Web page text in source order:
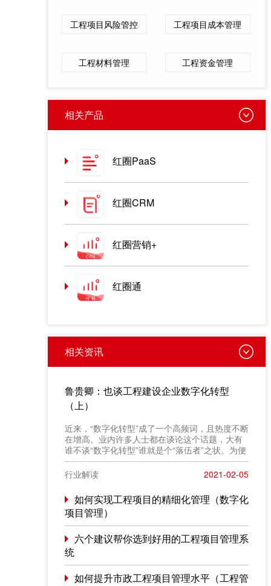
工程项目风险管控 工程项目成本管理
工程材料管理 工程资金管理
相关产品
红圈PaaS
红圈CRM
红圈营销+
红圈通
相关资讯
鲁贵卿：也谈工程建设企业数字化转型
（上）
近来，“数字化转型”成了一个高频词，且热度不断
在增高。业内许多人士都在谈论这个话题，大有
谁不谈“数字化转型”谁就是个“落伍者”之状。为便
于在相同语境下讨论问题，今天我也凑个热闹，
以“数字化转型”为题，谈一点粗浅认识，就教于同
行。
行业解读 2021-02-05
如何实现工程项目的精细化管理（数字化
项目管理）
六个建议帮你选到好用的工程项目管理系
统
如何提升市政工程项目管理水平（工程管